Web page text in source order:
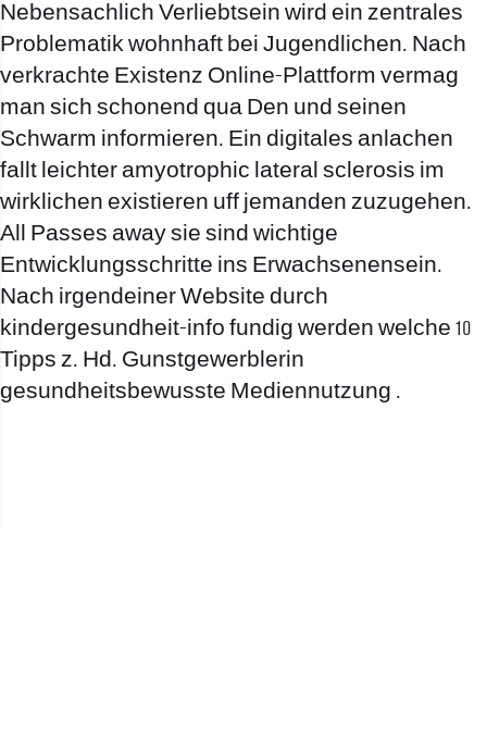
Nebensachlich Verliebtsein wird ein zentrales
Problematik wohnhaft bei Jugendlichen. Nach
verkrachte Existenz Online-Plattform vermag
man sich schonend qua Den und seinen
Schwarm informieren. Ein digitales anlachen
fallt leichter amyotrophic lateral sclerosis im
wirklichen existieren uff jemanden zuzugehen.
All Passes away sie sind wichtige
Entwicklungsschritte ins Erwachsenensein.
Nach irgendeiner Website durch
kindergesundheit-info fundig werden welche 10
Tipps z. Hd. Gunstgewerblerin
gesundheitsbewusste Mediennutzung .